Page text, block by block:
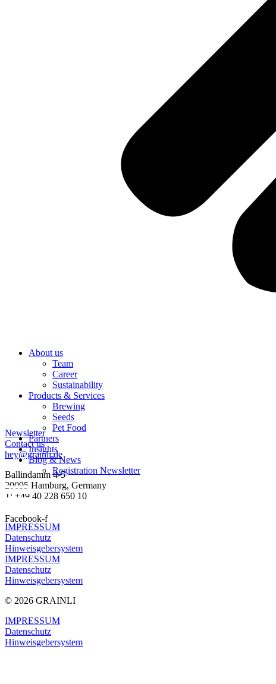
About us
Team
Career
Sustainability
Products & Services
Brewing
Seeds
Pet Food
Partners
Insights
Blog & News
Registration Newsletter
Facebook-f
Newsletter
Contact us
hey@grainli.de
Ballindamm 4-5
20095 Hamburg, Germany
T: +49 40 228 650 10
IMPRESSUM
Datenschutz
Hinweis­geber­system
IMPRESSUM
Datenschutz
Hinweis­geber­system
© 2026 GRAINLI
IMPRESSUM
Datenschutz
Hinweisgeber­system